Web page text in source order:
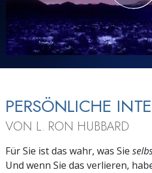
PERSÖNLICHE
VON L. RON HUBBARD
Für Sie ist das wahr, was Sie
Und wenn Sie das verlieren,